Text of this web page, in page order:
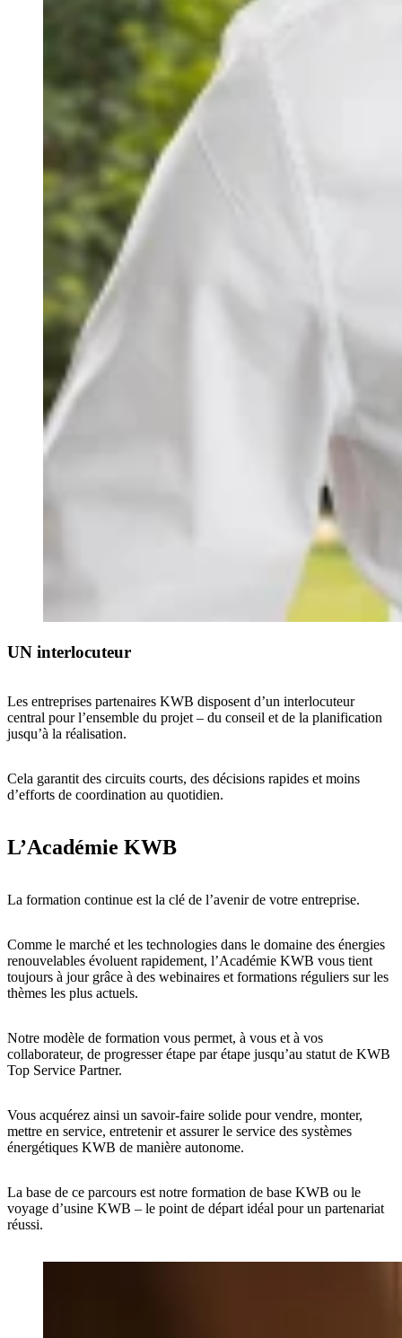
UN interlocuteur
Les entreprises partenaires KWB disposent d’un interlocuteur
central pour l’ensemble du projet – du conseil et de la planification
jusqu’à la réalisation.
Cela garantit des circuits courts, des décisions rapides et moins
d’efforts de coordination au quotidien.
L’Académie KWB
La formation continue est la clé de l’avenir de votre entreprise.
Comme le marché et les technologies dans le domaine des énergies
renouvelables évoluent rapidement, l’Académie KWB vous tient
toujours à jour grâce à des webinaires et formations réguliers sur les
thèmes les plus actuels.
Notre modèle de formation vous permet, à vous et à vos
collaborateur, de progresser étape par étape jusqu’au statut de KWB
Top Service Partner.
Vous acquérez ainsi un savoir-faire solide pour vendre, monter,
mettre en service, entretenir et assurer le service des systèmes
énergétiques KWB de manière autonome.
La base de ce parcours est notre formation de base KWB ou le
voyage d’usine KWB – le point de départ idéal pour un partenariat
réussi.